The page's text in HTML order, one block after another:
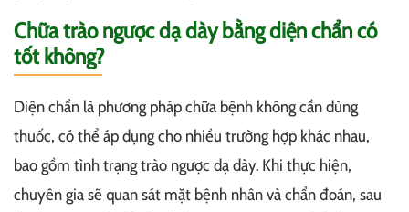
Chữa trào ngược dạ dày bằng diện chẩn có
tốt không?
Diện chẩn là phương pháp chữa bệnh không cần dùng
thuốc, có thể áp dụng cho nhiều trường hợp khác nhau,
bao gồm tình trạng trào ngược dạ dày. Khi thực hiện,
chuyên gia sẽ quan sát mặt bệnh nhân và chẩn đoán, sau